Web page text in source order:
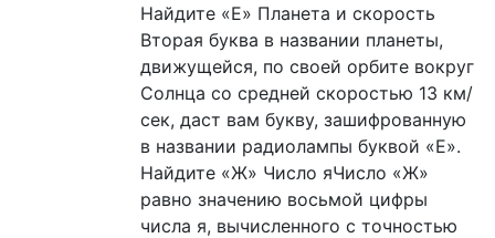
Найдите «Е» Планета и скорость
Вторая буква в названии планеты,
движущейся, по своей орбите вокруг
Солнца со средней скоростью 13 км/
сек, даст вам букву, зашифрованную
в названии радиолампы буквой «Е».
Найдите «Ж» Число яЧисло «Ж»
равно значению восьмой цифры
числа я, вычисленного с точностью